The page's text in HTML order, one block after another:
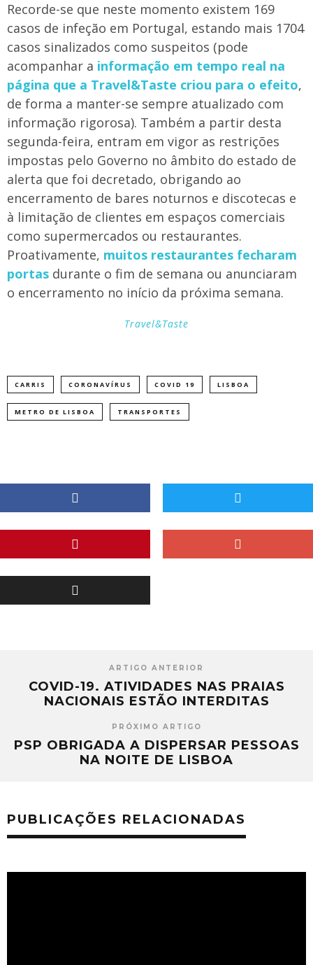
Recorde-se que neste momento existem 169
casos de infeção em Portugal, estando mais 1704
casos sinalizados como suspeitos (pode
acompanhar a informação em tempo real na
página que a Travel&Taste criou para o efeito,
de forma a manter-se sempre atualizado com
informação rigorosa). Também a partir desta
segunda-feira, entram em vigor as restrições
impostas pelo Governo no âmbito do estado de
alerta que foi decretado, obrigando ao
encerramento de bares noturnos e discotecas e
à limitação de clientes em espaços comerciais
como supermercados ou restaurantes.
Proativamente, muitos restaurantes fecharam
portas durante o fim de semana ou anunciaram
o encerramento no início da próxima semana.
Travel&Taste
CARRIS CORONAVÍRUS COVID 19 LISBOA
METRO DE LISBOA TRANSPORTES
ARTIGO ANTERIOR
COVID-19. ATIVIDADES NAS PRAIAS
NACIONAIS ESTÃO INTERDITAS
PRÓXIMO ARTIGO
PSP OBRIGADA A DISPERSAR PESSOAS
NA NOITE DE LISBOA
PUBLICAÇÕES RELACIONADAS